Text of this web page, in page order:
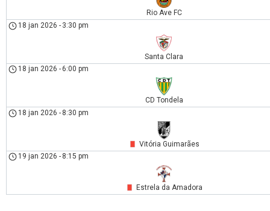
Rio Ave FC
18 jan 2026 - 3:30 pm
Santa Clara
18 jan 2026 - 6:00 pm
CD Tondela
18 jan 2026 - 8:30 pm
Vitória Guimarães
19 jan 2026 - 8:15 pm
Estrela da Amadora